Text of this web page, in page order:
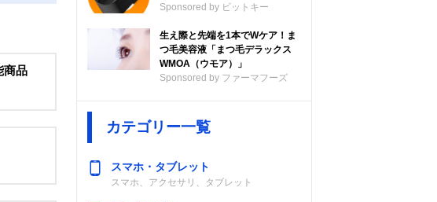
商品
Sponsored by ビットキー
生え際と先端を1本でWケア！ま
つ毛美容液「まつ毛デラックス
WMOA（ウモア）」
Sponsored by ファーマフーズ
カテゴリー一覧
スマホ・タブレット
スマホ、アクセサリ、タブレット